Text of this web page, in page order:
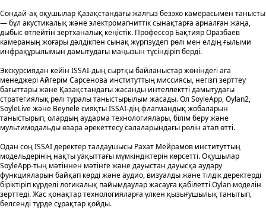
Сондай-ақ оқушылар Қазақстандағы жалғыз безэхо камерасымен танысты
— бұл акустикалық және электромагниттік сынақтарға арналған жаңа,
дыбыс өтпейтін зертханалық кеңістік. Профессор Бақтияр Оразбаев
камераның жоғары дәлдікпен сынақ жүргізудегі рөлі мен елдің ғылыми
инфрақұрылымын дамытудағы маңызын түсіндіріп берді.
Экскурсиядан кейін ISSAI-дың сыртқы байланыстар жөніндегі аға
менеджері Айгерім Сарсенова институттың миссиясы, негізгі зерттеу
бағыттары және Қазақстандағы жасанды интеллектті дамытудағы
стратегиялық рөлі туралы таныстырылым жасады. Ол SoyleApp, Oylan2,
SoyleLive және Beynele сияқты ISSAI-дің флагмандық жобаларын
таныстырып, олардың аударма технологиялары, білім беру және
мультимодальды өзара әрекеттесу салаларындағы рөлін атап өтті.
Одан соң ISSAI деректер талдаушысы Рахат Мейрамов институттың
модельдерінің нақты уақыттағы мүмкіндіктерін көрсетті. Оқушылар
SoyleApp-тың мәтіннен мәтінге және дауыстан дауысқа аудару
функцияларын байқап көрді және аудио, визуалды және тілдік деректерді
біріктіріп күрделі логикалық пайымдаулар жасауға қабілетті Oylan моделін
зерттеді. Жас қонақтар технологияларға үлкен қызығушылық танытып,
белсенді түрде сұрақтар қойды.